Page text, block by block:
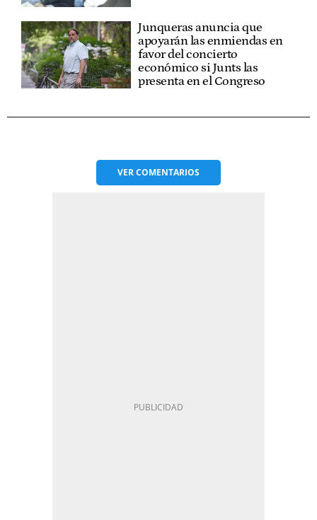
Junqueras anuncia que
apoyarán las enmiendas en
favor del concierto
económico si Junts las
presenta en el Congreso
VERCOMENTARIOS